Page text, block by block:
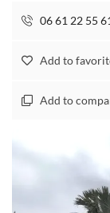
06 61 22 55
Add to
Add to